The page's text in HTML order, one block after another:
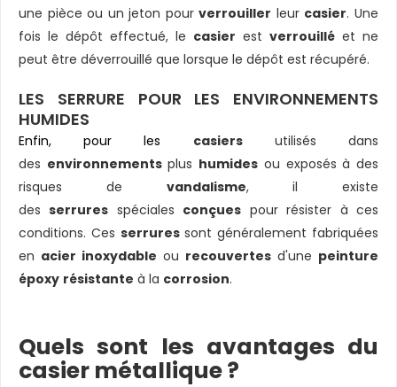
une pièce ou un jeton pourverrouiller leur casier. Une
fois le dépôt effectué, le casier est verrouillé et ne
peut être déverrouillé que lorsque le dépôt est récupéré.
LES SERRURE POUR LES ENVIRONNEMENTS
HUMIDES
Enfin, pour les casiersutilisés dans
des environnementsplus humides ou exposés à des
risques de vandalisme, il existe
desserrures spéciales conçues pour résister à ces
conditions. Ces serruressont généralement fabriquées
en acier inoxydable ou recouvertes d'une peinture
époxy résistante à la corrosion.
Quels sont les avantages du
casier métallique ?